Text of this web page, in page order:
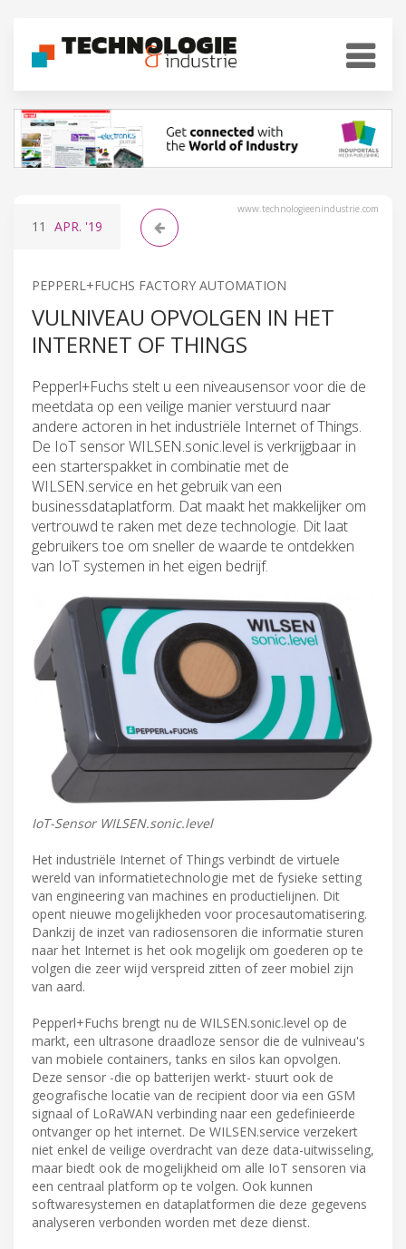
www.technologieenindustrie.com
11 APR. '19
PEPPERL+FUCHS FACTORY AUTOMATION
VULNIVEAU OPVOLGEN IN HET
INTERNET OF THINGS
Pepperl+Fuchs stelt u een niveausensor voor die de
meetdata op een veilige manier verstuurd naar
andere actoren in het industriële Internet of Things.
De IoT sensor WILSEN.sonic.level is verkrijgbaar in
een starterspakket in combinatie met de
WILSEN.service en het gebruik van een
businessdataplatform. Dat maakt het makkelijker om
vertrouwd te raken met deze technologie. Dit laat
gebruikers toe om sneller de waarde te ontdekken
van IoT systemen in het eigen bedrijf.
IoT-Sensor WILSEN.sonic.level
Het industriële Internet of Things verbindt de virtuele
wereld van informatietechnologie met de fysieke setting
van engineering van machines en productielijnen. Dit
opent nieuwe mogelijkheden voor procesautomatisering.
Dankzij de inzet van radiosensoren die informatie sturen
naar het Internet is het ook mogelijk om goederen op te
volgen die zeer wijd verspreid zitten of zeer mobiel zijn
van aard.
Pepperl+Fuchs brengt nu de WILSEN.sonic.level op de
markt, een ultrasone draadloze sensor die de vulniveau's
van mobiele containers, tanks en silos kan opvolgen.
Deze sensor -die op batterijen werkt- stuurt ook de
geografische locatie van de recipient door via een GSM
signaal of LoRaWAN verbinding naar een gedefinieerde
ontvanger op het internet. De WILSEN.service verzekert
niet enkel de veilige overdracht van deze data-uitwisseling,
maar biedt ook de mogelijkheid om alle IoT sensoren via
een centraal platform op te volgen. Ook kunnen
softwaresystemen en dataplatformen die deze gegevens
analyseren verbonden worden met deze dienst.